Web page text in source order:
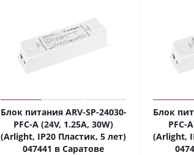
Блок питания ARV-SP-24030-
PFC-A (24V, 1.25A, 30W)
(Arlight, IP20 Пластик, 5 лет)
047441 в Саратове
Блок
PFC-
(Arlight,